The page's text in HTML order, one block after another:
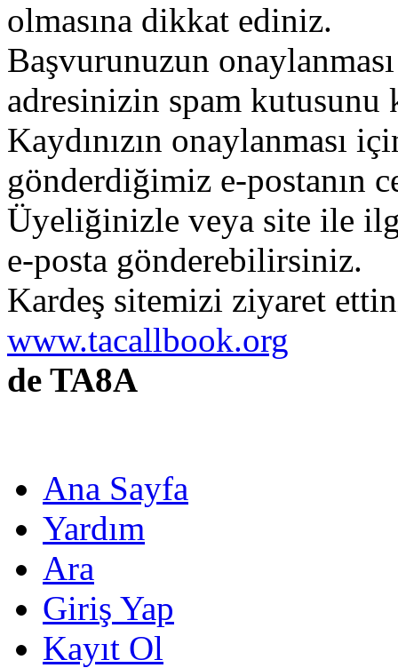
olmasına dikkat ediniz.
Başvurunuzun
adresinizin spam
Kaydınızın onaylanması
gönderdiğimiz e-postanın
Üyeliğinizle veya site ile
e-posta gönderebilirsiniz.
Kardeş sitemizi ziyaret
www.tacallbook.org
de TA8A
Ana Sayfa
Yardım
Ara
Giriş Yap
Kayıt Ol